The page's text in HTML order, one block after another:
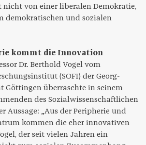
nicht von einer liberalen Demokratie,
demokratischen und sozialen
kommt die Innovation
Dr. Berthold Vogel vom
(SOFI) der Georg-
Göttingen überraschte in seinem
des Sozialwissenschaftlichen
Aussage: „Aus der Peripherie und
kommen die eher innovativen
der seit vielen Jahren ein